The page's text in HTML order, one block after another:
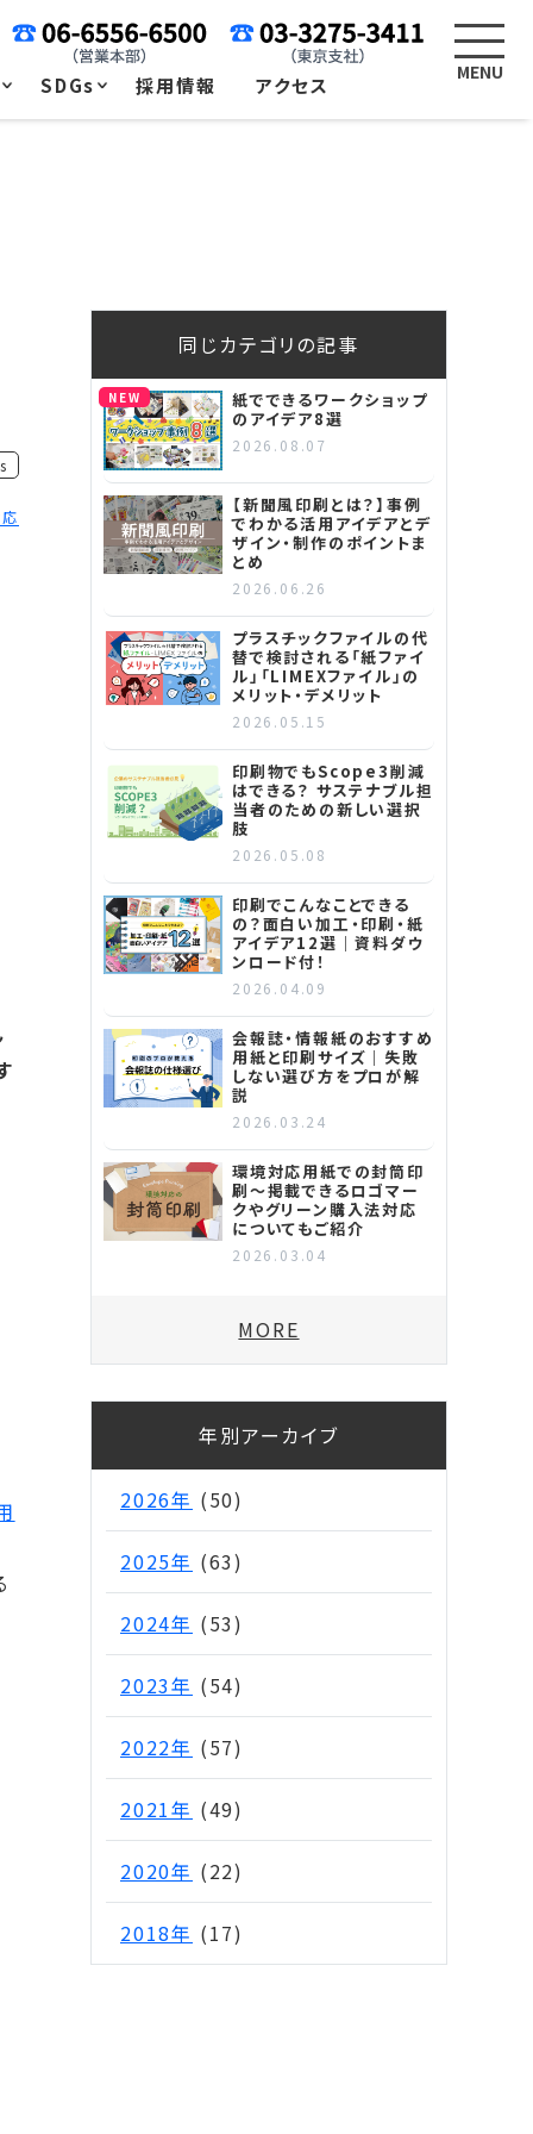
SDGs 採用情報 アクセス
同じカテゴリの記事
NEW
紙でできるワークショップ
のアイデア8選
2026.08.07
【新聞風印刷とは？】事例
でわかる活用アイデアとデ
ザイン・制作のポイントま
とめ
2026.06.26
プラスチックファイルの代
替で検討される「紙ファイ
ル」「LIMEXファイル」の
メリット・デメリット
2026.05.15
印刷物でもScope3削減
はできる？ サステナブル担
当者のための新しい選択
肢
2026.05.08
印刷でこんなことできる
の？面白い加工・印刷・紙
アイデア12選｜資料ダウ
ンロード付！
2026.04.09
会報誌・情報紙のおすすめ
用紙と印刷サイズ｜失敗
しない選び方をプロが解
説
2026.03.24
環境対応用紙での封筒印
刷～掲載できるロゴマー
クやグリーン購入法対応
についてもご紹介
2026.03.04
MORE
年別アーカイブ
2026年 (50)
2025年 (63)
2024年 (53)
2023年 (54)
2022年 (57)
2021年 (49)
2020年 (22)
2018年 (17)